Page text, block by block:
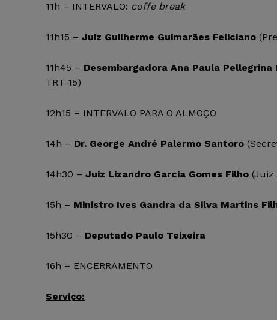
11h – INTERVALO: coffe break
11h15 – Juiz Guilherme Guimarães Feliciano
11h45 – Desembargadora Ana Paula Pellegrina
TRT-15)
12h15 – INTERVALO PARA O ALMOÇO
14h – Dr. George André Palermo Santoro
14h30 – Juiz Lizandro Garcia Gomes Filho (Juiz
15h – Ministro Ives Gandra da Silva Martins
15h30 – Deputado Paulo Teixeira
16h – ENCERRAMENTO
Serviço: